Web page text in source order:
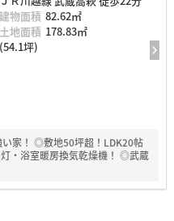
建物面積 82.62㎡
土地面積 178.83㎡
(54.1坪)
家！ ◎敷地50坪超！LDK20帖
・浴室暖房換気乾燥機！ ◎武蔵